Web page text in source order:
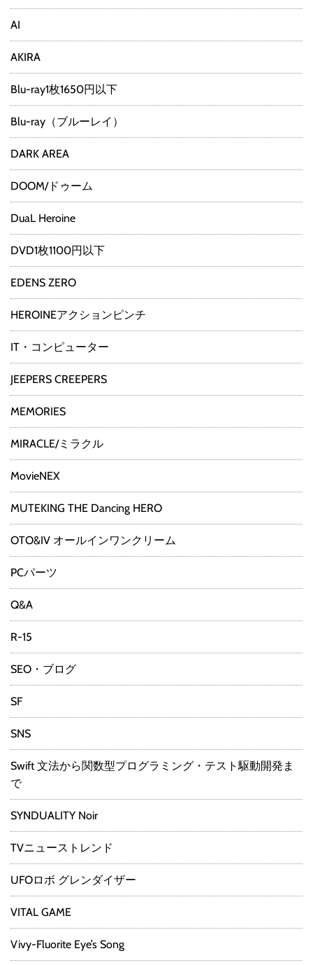
AI
AKIRA
Blu-ray1枚1650円以下
Blu-ray（ブルーレイ）
DARK AREA
DOOM/ドゥーム
DuaL Heroine
DVD1枚1100円以下
EDENS ZERO
HEROINEアクションピンチ
IT・コンピューター
JEEPERS CREEPERS
MEMORIES
MIRACLE/ミラクル
MovieNEX
MUTEKING THE Dancing HERO
OTO&IV オールインワンクリーム
PCパーツ
Q&A
R-15
SEO・ブログ
SF
SNS
Swift 文法から関数型プログラミング・テスト駆動開発ま
で
SYNDUALITY Noir
TVニューストレンド
UFOロボ グレンダイザー
VITAL GAME
Vivy-Fluorite Eye’s Song